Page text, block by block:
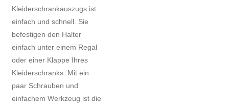
Kleiderschrankauszugs ist
einfach und schnell. Sie
befestigen den Halter
einfach unter einem Regal
oder einer Klappe Ihres
Kleiderschranks. Mit ein
paar Schrauben und
einfachem Werkzeug ist die